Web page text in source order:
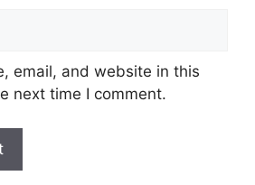
Tanah Gred NT29
Pertanian Gred G29
Operasi) Gred N19
Gred JA19
email, and website in this
next time I comment.